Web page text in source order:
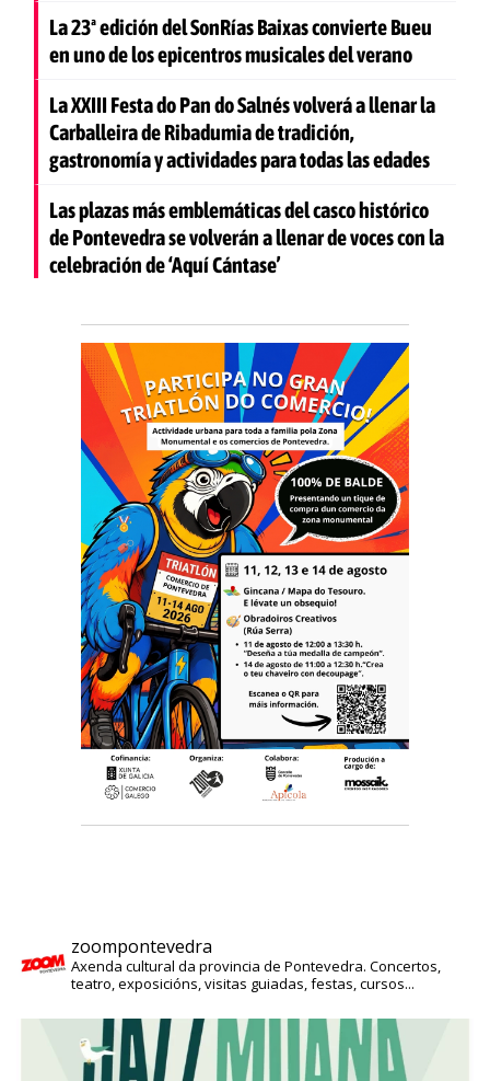
La 23ª edición del SonRías Baixas convierte Bueu
en uno de los epicentros musicales del verano
La XXIII Festa do Pan do Salnés volverá a llenar la
Carballeira de Ribadumia de tradición,
gastronomía y actividades para todas las edades
Las plazas más emblemáticas del casco histórico
de Pontevedra se volverán a llenar de voces con la
celebración de ‘Aquí Cántase’
zoompontevedra
Axenda cultural da provincia de Pontevedra. Concertos,
teatro, exposicións, visitas guiadas, festas, cursos...